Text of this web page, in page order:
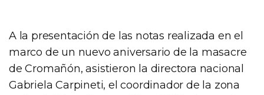
A la presentación de las notas realizada en el
marco de un nuevo aniversario de la masacre
de Cromañón, asistieron la directora nacional
Gabriela Carpineti, el coordinador de la zona